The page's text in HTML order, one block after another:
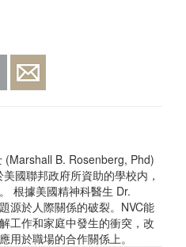
(Marshall B. Rosenberg, Phd)
國聯邦政府所資助的學校内，
根據美國精神科醫生 Dr.
源於人際關係的破裂。NVC能
工作和家庭中發生的衝突，改
用於職場的合作關係上。